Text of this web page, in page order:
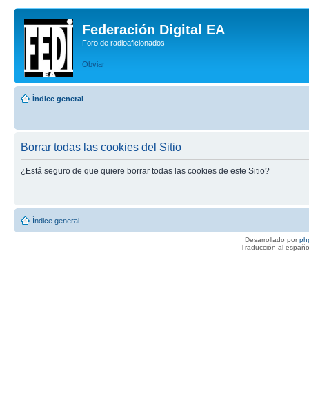
Federación Digital EA
Foro de radioaficionados
Obviar
Índice general
Borrar todas las cookies del Sitio
¿Está seguro de que quiere borrar todas las cookies de este Sitio?
Índice general
Desarrollado por
Traducción al